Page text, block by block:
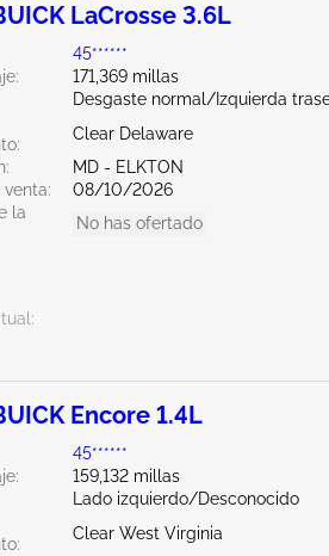
LaCrosse 3.6L
45******
171,369 millas
Desgaste normal/Izquierda
Clear Delaware
MD - ELKTON
venta:
08/10/2026
la
No has ofertado
Encore 1.4L
45******
159,132 millas
Lado izquierdo/Desconocido
Clear West Virginia